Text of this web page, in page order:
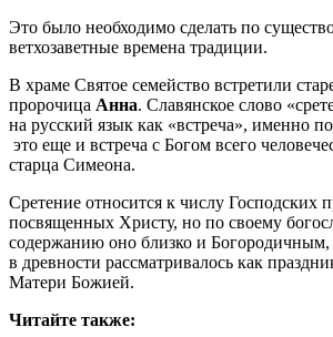
Это было необходимо сделать по
ветхозаветные времена традиции.
В храме Святое семейство встретили
пророчица Анна. Славянское слово
на русский язык как «встреча», именно
это еще и встреча с Богом всего
старца Симеона.
Сретение относится к числу Господских
посвященных Христу, но по своему
содержанию оно близко и Богородичным,
в древности рассматривалось как
Матери Божией.
Читайте также: